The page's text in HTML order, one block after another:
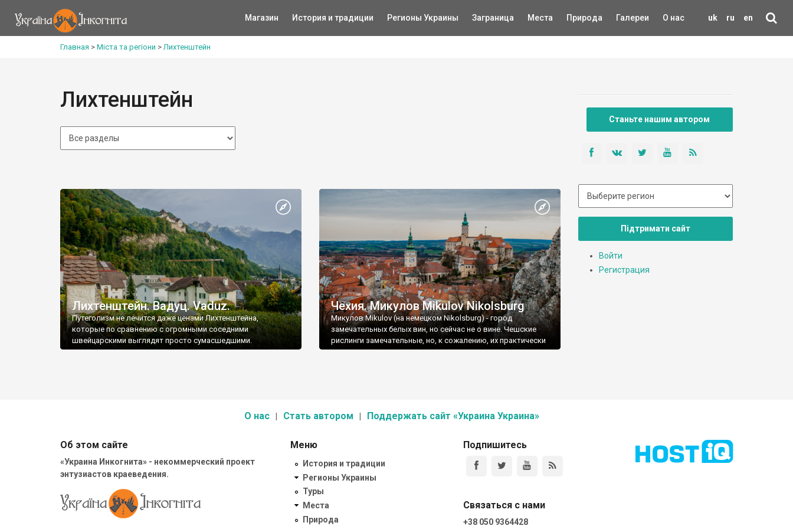
uk ru en
Магазин История и традиции Регионы Украины Заграница Места Природа Галереи О нас
Главная > Міста та регіони >Лихтенштейн
Лихтенштейн
Лихтенштейн. Вадуц. Vaduz.
Путеголизм не лечится даже ценами Лихтенштейна,
которые по сравнению с огромными соседними
швейцарскими выглядят просто сумасшедшими.
Чехия. Микулов Mikulov Nikolsburg
Микулов Mikulov (на немецком Nikolsburg) - город
замечательных белых вин, но сейчас не о вине. Чешские
рислинги замечательные, но, к сожалению, их практически
не встретишь за пределами страны.
Станьте нашим автором
Підтримати сайт
Войти
Регистрация
О нас Стать автором Поддержать сайт «Украина Украина»
Об этом сайте
«Украина Инкогнита» - некоммерческий проект
энтузиастов краеведения.
Меню
История и традиции
Регионы Украины
Туры
Места
Природа
Подпишитесь
Связаться с нами
+38 050 9364428